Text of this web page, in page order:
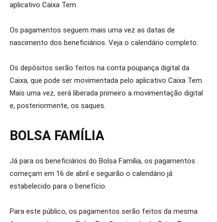
aplicativo Caixa Tem.
Os pagamentos seguem mais uma vez as datas de
nascimento dos beneficiários. Veja o calendário completo:
Os depósitos serão feitos na conta poupança digital da
Caixa, que pode ser movimentada pelo aplicativo Caixa Tem.
Mais uma vez, será liberada primeiro a movimentação digital
e, posteriormente, os saques.
BOLSA FAMÍLIA
Já para os beneficiários do Bolsa Família, os pagamentos
começam em 16 de abril e seguirão o calendário já
estabelecido para o benefício.
Para este público, os pagamentos serão feitos da mesma